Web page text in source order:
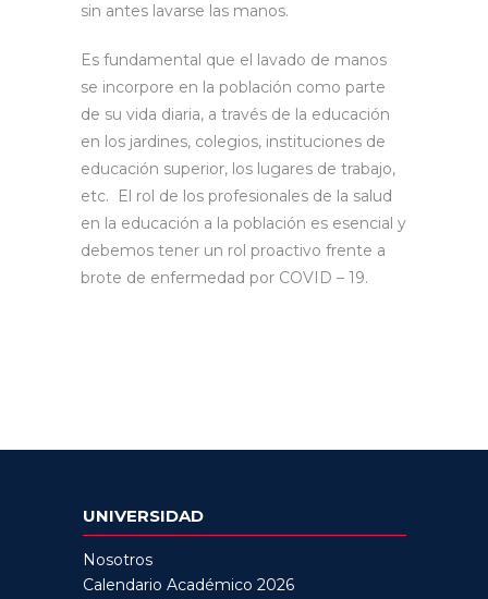
sin antes lavarse las manos.
Es fundamental que el lavado de manos
se incorpore en la población como parte
de su vida diaria, a través de la educación
en los jardines, colegios, instituciones de
educación superior, los lugares de trabajo,
etc. El rol de los profesionales de la salud
en la educación a la población es esencial y
debemos tener un rol proactivo frente a
brote de enfermedad por COVID – 19.
UNIVERSIDAD
Nosotros
Calendario Académico 2026